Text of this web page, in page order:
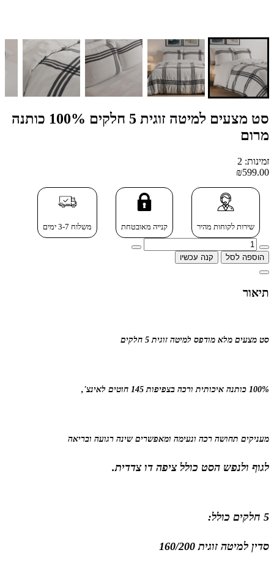
סט מצעים למיטה זוגית 5 חלקים 100% כותנה
מרום
זמינות: 2
₪599.00
שירות לקוחות מהיר קנייה מאובטחת משלוח 3-7 ימים
הוספה לסל קנה עכשיו
תיאור
סט מצעים מלא מודפס למיטה זוגית 5 חלקים
100% כותנה איכותית ורכה בצפיפות 145 חוטים לאינצ',
מעניקים תחושה רכה ונעימה ומאפשרים שינה רגועה ובריאה
לגוף ולנפש הסט כולל ציפה דו צדדית.
5 חלקים כולל:
סדין למיטה זוגית 160/200